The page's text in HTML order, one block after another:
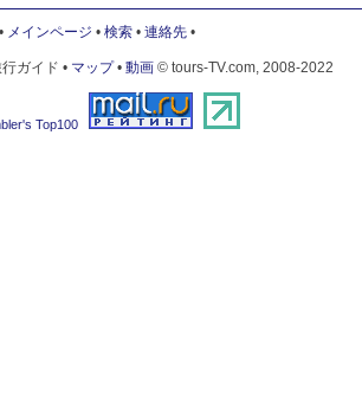
• メインページ • 検索 • 連絡先 •
ガイド • マップ• 動画 © tours-TV.com, 2008-2022